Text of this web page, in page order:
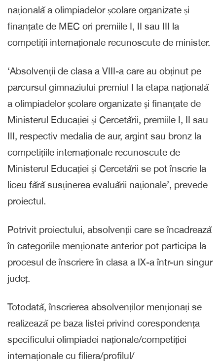
națională a olimpiadelor școlare organizate și
finanțate de MEC ori premiile I, II sau III la
competiții internaționale recunoscute de minister.
‘Absolvenții de clasa a VIII-a care au obținut pe
parcursul gimnaziului premiul I la etapa națională
a olimpiadelor școlare organizate și finanțate de
Ministerul Educației și Cercetării, premiile I, II sau
III, respectiv medalia de aur, argint sau bronz la
competițiile internaționale recunoscute de
Ministerul Educației și Cercetării se pot înscrie la
liceu fără susținerea evaluării naționale’, prevede
proiectul.
Potrivit proiectului, absolvenții care se încadrează
în categoriile menționate anterior pot participa la
procesul de înscriere în clasa a IX-a într-un singur
județ.
Totodată, înscrierea absolvenților menționați se
realizează pe baza listei privind corespondența
specificului olimpiadei naționale/competiției
internaționale cu filiera/profilul/